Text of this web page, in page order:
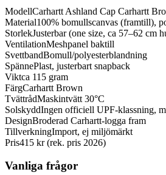
ModellCarhartt Ashland Cap Carhartt
Material100% bomullscanvas (framtill),
StorlekJusterbar (one size, ca 57–62 cm
VentilationMeshpanel baktill
SvettbandBomull/polyesterblandning
SpännePlast, justerbart snapback
Viktca 115 gram
FärgCarhartt Brown
TvättrådMaskintvätt 30°C
SolskyddIngen officiell UPF-klassning,
DesignBroderad Carhartt-logga fram
TillverkningImport, ej miljömärkt
Pris415 kr (rek. pris 2026)
Vanliga frågor